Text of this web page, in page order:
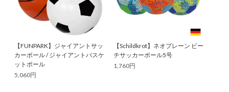
【FUNPARK】ジャイアントサッ
カーボール / ジャイアントバスケ
ットボール
5,060円
【Schildkrot】ネオプレーン ビー
チサッカーボール5号
1,760円